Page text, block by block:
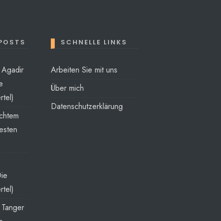
SCHNELLE LINKS
Arbeiten Sie mit uns
Über mich
Datenschutzerklärung